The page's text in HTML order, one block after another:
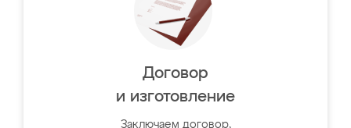
Договор
и изготовление
Заключаем договор,